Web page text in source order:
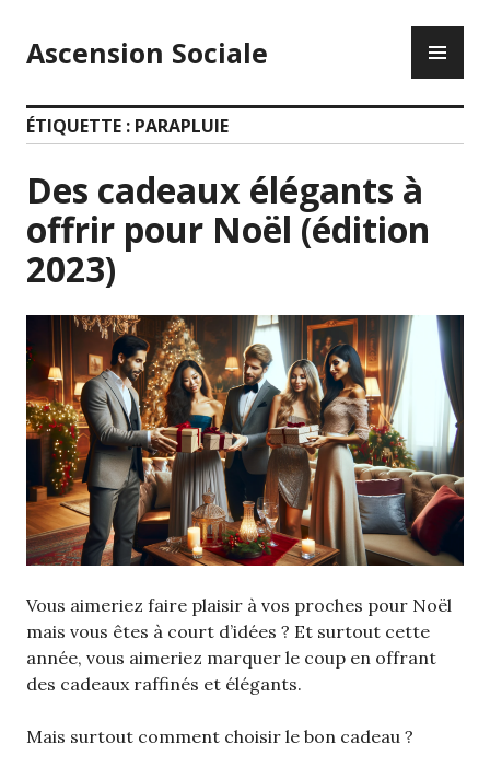
au
contenu
Ascension Sociale
ÉTIQUETTE : PARAPLUIE
Des cadeaux élégants à
offrir pour Noël (édition
2023)
Vous aimeriez faire plaisir à vos proches pour Noël
mais vous êtes à court d’idées ? Et surtout cette
année, vous aimeriez marquer le coup en offrant
des cadeaux raffinés et élégants.
Mais surtout comment choisir le bon cadeau ?